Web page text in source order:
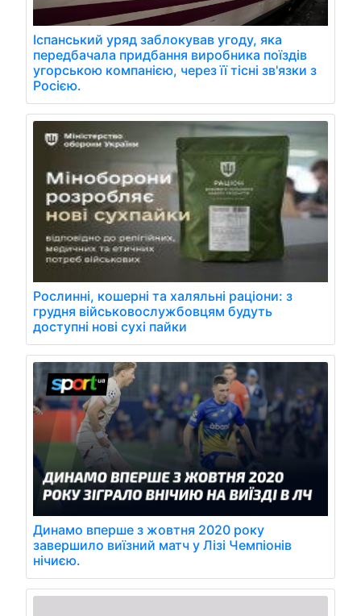
Іспанський уряд заблокував угоду, яка
передбачала придбання виробника поїздів
угорською компанією, через її тісні зв'язки з
Росією.
Рослинні, кошерні та халяльні раціони: з
грудня військовослужбовцям будуть
доступні нові сухі пайки
Динамо вперше з жовтня 2020 року
завершило виїзний матч у Лізі Чемпіонів
нічиєю.